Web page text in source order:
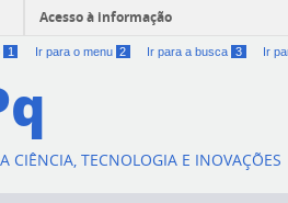
Acesso à informação
1 Ir para o menu 2 Ir para a busca 3 Ir
CIÊNCIA, TECNOLOGIA E INOVAÇÕES